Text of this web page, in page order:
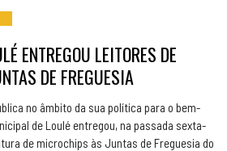
ENTREGOU LEITORES DE
DE FREGUESIA
no âmbito da sua política para o bem-
de Loulé entregou, na passada sexta-
de microchips às Juntas de Freguesia do